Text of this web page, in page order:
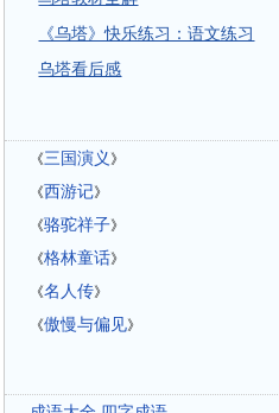
《乌塔》快乐练习：语文练习
乌塔看后感
《三国演义 》
《西游记》
《骆驼祥子》
《格林童话》
《名人传》
《傲慢与偏见》